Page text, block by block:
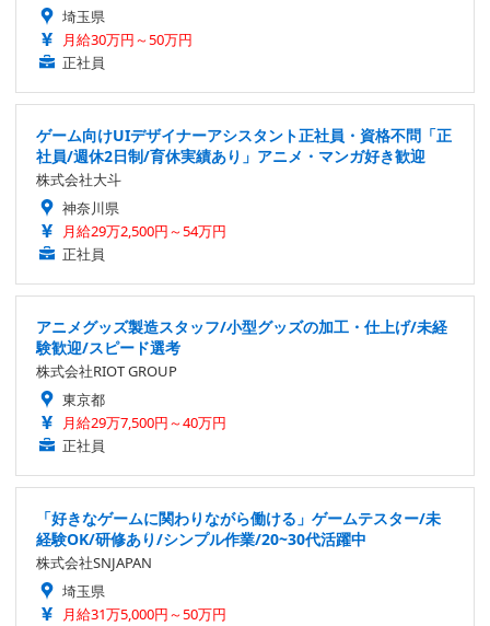
埼玉県
月給30万円～50万円
正社員
ゲーム向けUIデザイナーアシスタント正社員・資格不問「正
社員/週休2日制/育休実績あり」アニメ・マンガ好き歓迎
株式会社大斗
神奈川県
月給29万2,500円～54万円
正社員
アニメグッズ製造スタッフ/小型グッズの加工・仕上げ/未経
験歓迎/スピード選考
株式会社RIOT GROUP
東京都
月給29万7,500円～40万円
正社員
「好きなゲームに関わりながら働ける」ゲームテスター/未
経験OK/研修あり/シンプル作業/20~30代活躍中
株式会社SNJAPAN
埼玉県
月給31万5,000円～50万円